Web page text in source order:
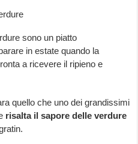
sono un piatto
in estate quando la
a ricevere il ripieno e
quello che uno dei grandissimi
risalta il sapore delle verdure